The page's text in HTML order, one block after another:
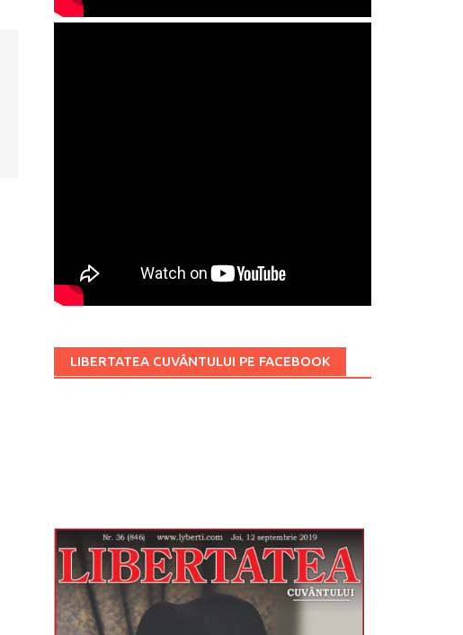
LIBERTATEA CUVÂNTULUI PE FACEBOOK